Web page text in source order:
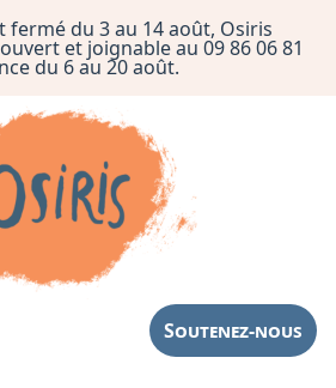
fermé du 3 au 14 août, Osiris
et joignable au 09 86 06 81
du 6 au 20 août.
Soutenez-nous